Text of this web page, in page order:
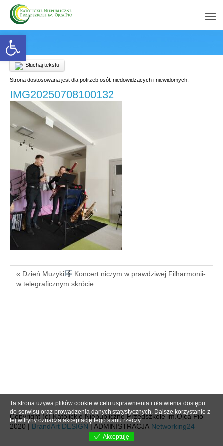
Open toolbar
Słuchaj tekstu
Strona dostosowana jest dla potrzeb osób niedowidzących i niewidomych.
IMG20250708100132
« Dzień Muzyki
Koncert niczym w prawdziwej Filharmonii-
w telegraficznym skrócie…
Copyright (c) Katolickie Niepubliczne Przedszkole im.Ojca Pio
2020 | BrandArt DESIGN | ADMINISTRACJA Networking24
Ta strona używa plików cookie w celu usprawnienia i ułatwienia dostępu
do serwisu oraz prowadzenia danych statystycznych. Dalsze korzystanie z
tej witryny oznacza akceptację tego stanu rzeczy.
Akceptuję